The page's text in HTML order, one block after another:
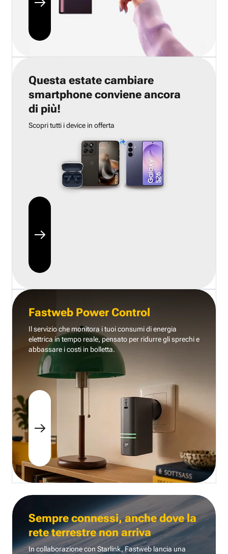
Questa estate cambiare
smartphone conviene ancora
di più!
Scopri tutti i device in offerta
Fastweb Power Control
Il servizio che monitora i tuoi consumi di energia
elettrica in tempo reale, pensato per ridurre gli sprechi e
abbassare i costi in bolletta.
Sempre connessi, anche dove la
rete terrestre non arriva
In collaborazione con Starlink, Fastweb lancia una